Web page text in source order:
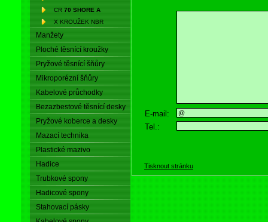
CR 70 SHORE A
X KROUŽEK NBR
Manžety
Ploché těsnící kroužky
Pryžové těsnící šňůry
Mikroporézní šňůry
Kabelové průchodky
Bezazbestové těsnící desky
Pryžové koberce a desky
Mazací technika
Plastické mazivo
Hadice
Trubkové spony
Hadicové spony
Stahovací pásky
E-mail:
Tel.:
Tisknout stránku